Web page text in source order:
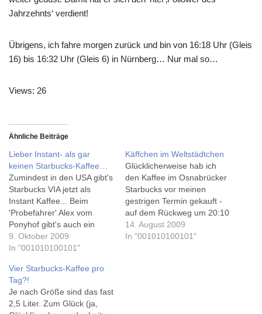
Jahrzehnts‘ verdient!
Übrigens, ich fahre morgen zurück und bin von 16:18 Uhr (Gleis
16) bis 16:32 Uhr (Gleis 6) in Nürnberg… Nur mal so…
Views: 26
Ähnliche Beiträge
Lieber Instant- als gar
keinen Starbucks-Kaffee…
Zumindest in den USA gibt's
Starbucks VIA jetzt als
Instant Kaffee... Beim
'Probefahrer' Alex vom
Ponyhof gibt's auch ein
Video dazu... Gilly hätte
endlich fast seinen ersten
getrunken, aber da die
Filiale im Berliner
Hauptbahnhof wohl keine
Sitzplätze hat, hat er sich
9. Oktober 2009
In "001010100101"
Käffchen im Weltstädtchen
Glücklicherweise hab ich
den Kaffee im Osnabrücker
Starbucks vor meinen
gestrigen Termin gekauft -
auf dem Rückweg um 20:10
Uhr hatte der Starbucks im
(nicht meine Idee)
14. August 2009
In "001010100101"
Vier Starbucks-Kaffee pro
Tag?!
Je nach Größe sind das fast
2,5 Liter. Zum Glück (ja,